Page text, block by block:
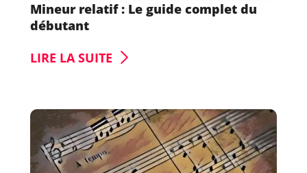
Mineur relatif : Le guide complet du
débutant
LIRE LA SUITE